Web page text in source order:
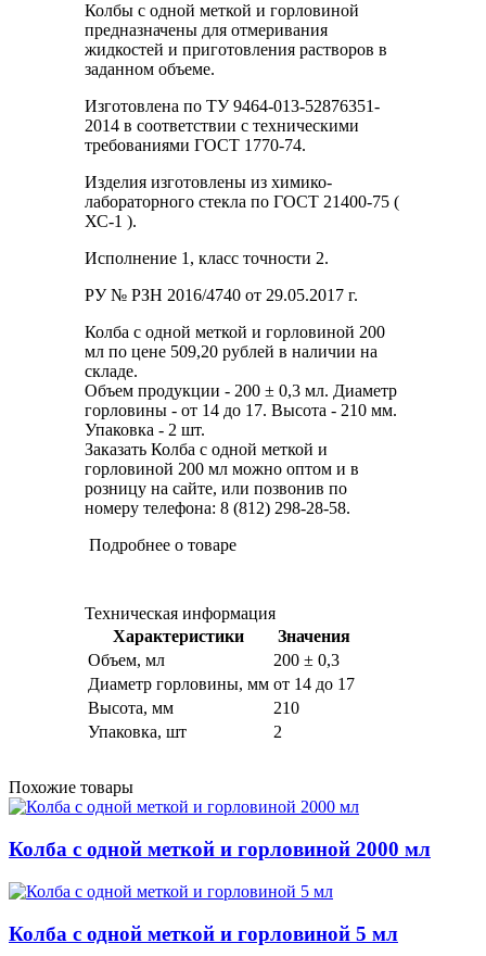
Колбы с одной меткой и горловиной
предназначены для отмеривания
жидкостей и приготовления растворов в
заданном объеме.
Изготовлена по ТУ 9464-013-52876351-
2014 в соответствии с техническими
требованиями ГОСТ 1770-74.
Изделия изготовлены из химико-
лабораторного стекла по ГОСТ 21400-75 (
ХС-1 ).
Исполнение 1, класс точности 2.
РУ № РЗН 2016/4740 от 29.05.2017 г.
Колба с одной меткой и горловиной 200
мл по цене 509,20 рублей в наличии на
складе.
Объем продукции - 200 ± 0,3 мл. Диаметр
горловины - от 14 до 17. Высота - 210 мм.
Упаковка - 2 шт.
Заказать Колба с одной меткой и
горловиной 200 мл можно оптом и в
розницу на сайте, или позвонив по
номеру телефона: 8 (812) 298-28-58.
Подробнее о товаре
Техническая информация
Характеристики
Значения
Объем, мл
200 ± 0,3
Диаметр горловины, мм от 14 до 17
Высота, мм
210
Упаковка, шт
2
Похожие товары
Колба с одной меткой и горловиной 2000 мл
Колба с одной меткой и горловиной 5 мл